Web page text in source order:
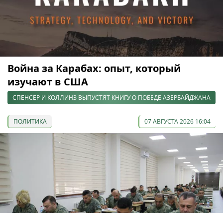
Война за Карабах: опыт, который
изучают в США
СПЕНСЕР И КОЛЛИНЗ ВЫПУСТЯТ КНИГУ О ПОБЕДЕ АЗЕРБАЙДЖАНА
ПОЛИТИКА 07 АВГУСТА 2026 16:04